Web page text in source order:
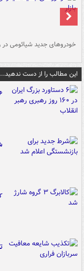
خودروهای جدید شیائومی در
این مطالب را از دست
۶ دستاورد بزرگ ایران